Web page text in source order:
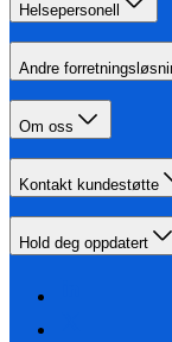
Helsepersonell
Andre
Om oss
Kontakt kundestøtte
Hold deg oppdatert